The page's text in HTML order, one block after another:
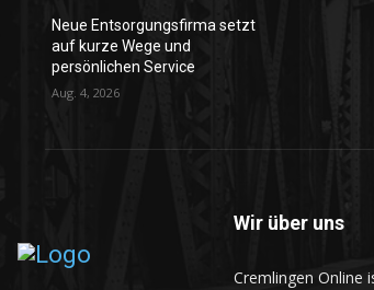
Neue Entsorgungsfirma setzt
auf kurze Wege und
persönlichen Service
Aug. 4, 2026
Wir über uns
Cremlingen Online